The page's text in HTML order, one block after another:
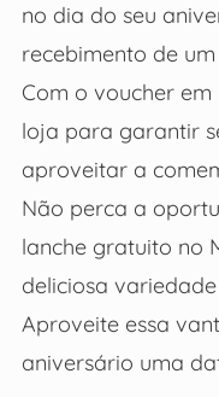
no dia do seu
recebimento de
Com o voucher
loja para garantir
aproveitar a
Não perca a
lanche gratuito no
deliciosa
Aproveite essa
aniversário uma